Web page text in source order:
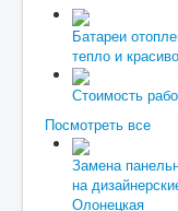
Батареи
тепло и красиво
Стоимость
Посмотреть все
Замена
на
Олонецкая